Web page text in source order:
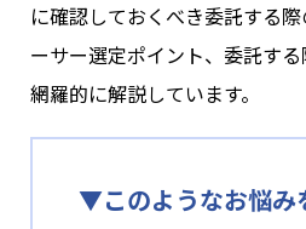
に確認しておくべき委託する
ーサー選定ポイント、委託す
網羅的に解説しています。
▼このようなお悩み